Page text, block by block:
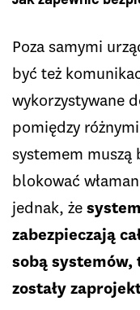
Poza samymi
być też
wykorzystywane
pomiędzy
systemem muszą
blokować
jednak, że
zabezpieczają
sobą
zostały